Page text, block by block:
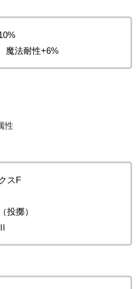
魔法耐性+6%
性
スF
投擲）